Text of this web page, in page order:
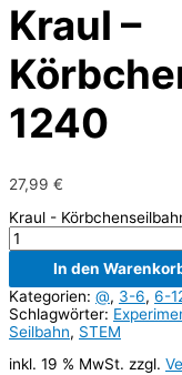
Kraul –
1240
27,99 €
Kraul -
In den
Kategorien: @, 3-6, 6-
Schlagwörter:
Seilbahn, STEM
inkl. 19 % MwSt. zzgl.